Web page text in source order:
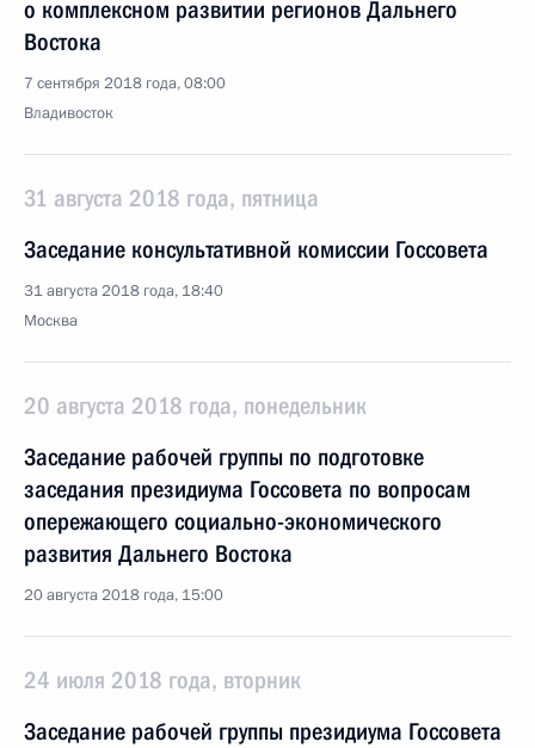
о комплексном развитии регионов Дальнего
Востока
7 сентября 2018 года, 08:00
Владивосток
31 августа 2018 года, пятница
Заседание консультативной комиссии Госсовета
31 августа 2018 года, 18:40
Москва
20 августа 2018 года, понедельник
Заседание рабочей группы по подготовке
заседания президиума Госсовета по вопросам
опережающего социально-экономического
развития Дальнего Востока
20 августа 2018 года, 15:00
24 июля 2018 года, вторник
Заседание рабочей группы президиума Госсовета